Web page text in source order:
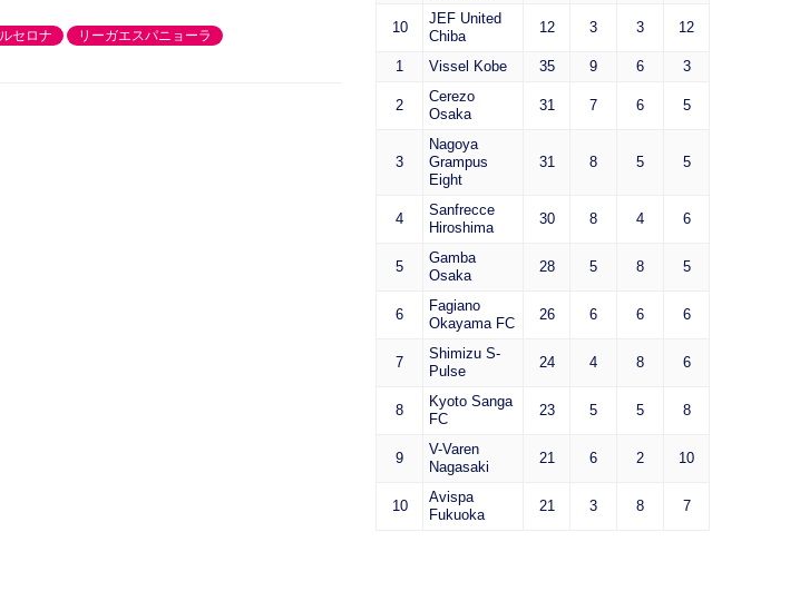
セロナ
リーガエスパニョーラ
10
JEF United
Chiba
12 3 3 12
1 Vissel Kobe 35 9 6 3
2
Cerezo
Osaka
31 7 6 5
3
Nagoya
Grampus
Eight
31 8 5 5
4
Sanfrecce
Hiroshima
30 8 4 6
5
Gamba
Osaka
28 5 8 5
6
Fagiano
Okayama FC
26 6 6 6
7
Shimizu S-
Pulse
24 4 8 6
8
Kyoto Sanga
FC
23 5 5 8
9
V-Varen
Nagasaki
21 6 2 10
10
Avispa
Fukuoka
21 3 8 7